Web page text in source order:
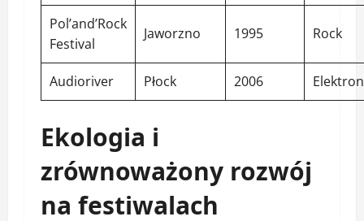
Pol’and’Rock
Festival
Jaworzno 1995 Rock
Audioriver Płock 2006
Ekologia i
zrównoważony rozwój
na festiwalach